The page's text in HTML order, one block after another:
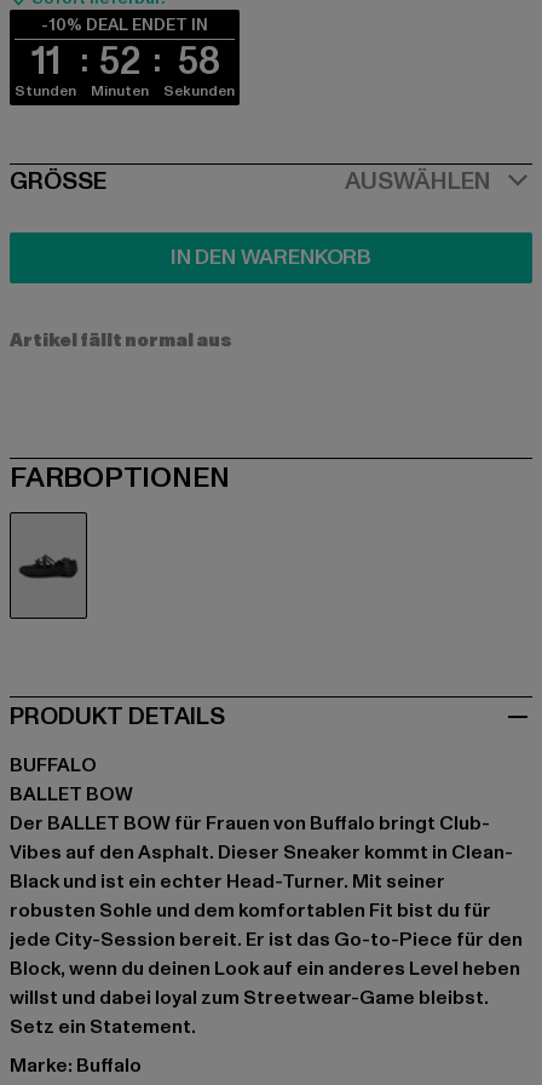
-10% DEAL ENDET IN
11
Stunden
52
Minuten
58
Sekunden
SIZE
GRÖSSE AUSWÄHLEN
IN DEN WARENKORB
Artikel fällt normal aus
FARBOPTIONEN
PRODUKT DETAILS
BUFFALO
BALLET BOW
Der BALLET BOW für Frauen von Buffalo bringt Club-
Vibes auf den Asphalt. Dieser Sneaker kommt in Clean-
Black und ist ein echter Head-Turner. Mit seiner
robusten Sohle und dem komfortablen Fit bist du für
jede City-Session bereit. Er ist das Go-to-Piece für den
Block, wenn du deinen Look auf ein anderes Level heben
willst und dabei loyal zum Streetwear-Game bleibst.
Setz ein Statement.
Marke: Buffalo